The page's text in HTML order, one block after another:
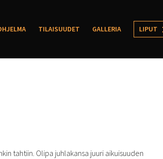
TILAISUUDET GALLERIA LIPUT
tahtiin. Olipa juhlakansa juuri aikuisuuden